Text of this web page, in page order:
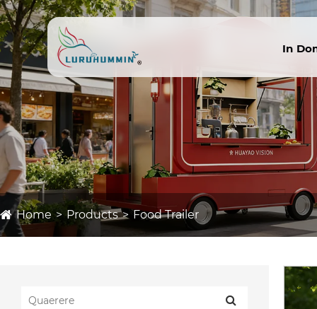
In
Home Products Food Trailer